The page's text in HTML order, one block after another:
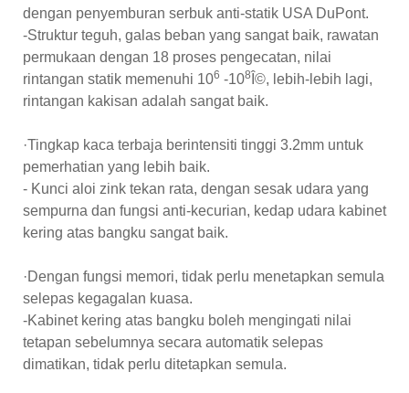
dengan penyemburan serbuk anti-statik USA DuPont.
-Struktur teguh, galas beban yang sangat baik, rawatan
permukaan dengan 18 proses pengecatan, nilai
rintangan statik memenuhi 106 -108 Î©, lebih-lebih lagi,
rintangan kakisan adalah sangat baik.
·Tingkap kaca terbaja berintensiti tinggi 3.2mm untuk
pemerhatian yang lebih baik.
- Kunci aloi zink tekan rata, dengan sesak udara yang
sempurna dan fungsi anti-kecurian, kedap udara kabinet
kering atas bangku sangat baik.
·Dengan fungsi memori, tidak perlu menetapkan semula
selepas kegagalan kuasa.
-Kabinet kering atas bangku boleh mengingati nilai
tetapan sebelumnya secara automatik selepas
dimatikan, tidak perlu ditetapkan semula.